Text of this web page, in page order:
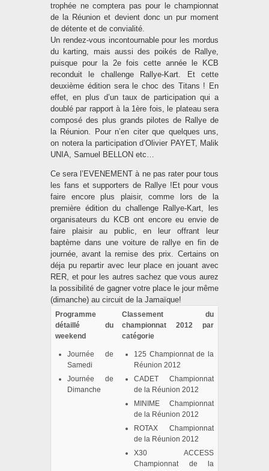
trophée ne comptera pas pour le championnat
de la Réunion et devient donc un pur moment
de détente et de convialité.
Un rendez-vous incontournable pour les mordus
du karting, mais aussi des poikés de Rallye,
puisque pour la 2e fois cette année le KCB
reconduit le challenge Rallye-Kart. Et cette
deuxième édition sera le choc des Titans ! En
effet, en plus d’un taux de participation qui a
doublé par rapport à la 1ère fois, le plateau sera
composé des plus grands pilotes de Rallye de
la Réunion. Pour n’en citer que quelques uns,
on notera la participation d’Olivier PAYET, Malik
UNIA, Samuel BELLON etc…
Ce sera l’EVENEMENT à ne pas rater pour tous
les fans et supporters de Rallye !Et pour vous
faire encore plus plaisir, comme lors de la
première édition du challenge Rallye-Kart, les
organisateurs du KCB ont encore eu envie de
faire plaisir au public, en leur offrant leur
baptème dans une voiture de rallye en fin de
journée, avant la remise des prix. Certains on
déja pu repartir avec leur place en jouant avec
RER, et pour les autres sachez que vous aurez
la possibilité de gagner votre place le jour même
(dimanche) au circuit de la Jamaïque!
Programme
détaillé du
weekend
Journée de
Samedi
Journée de
Dimanche
Classement du
championnat 2012 par
catégorie
125 Championnat de la
Réunion 2012
CADET Championnat
de la Réunion 2012
MINIME Championnat
de la Réunion 2012
ROTAX Championnat
de la Réunion 2012
X30 ACCESS
Championnat de la